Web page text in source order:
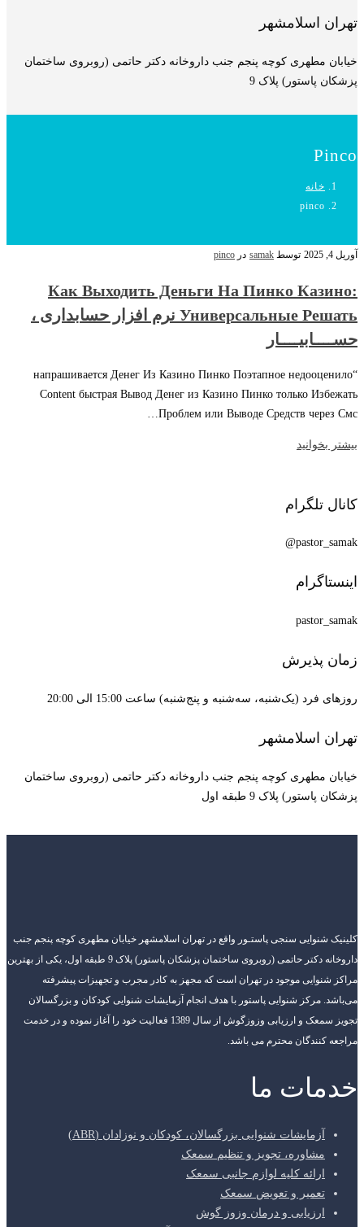
تهران اسلامشهر
خیابان مطهری کوچه پنجم جنب داروخانه دکتر حاتمی (روبروی ساختمان
پزشکان پاستور) پلاک 9
Pinco
خانه
pinco
آوریل 4, 2025 توسط samak در pinco
Как Выходить Деньги На Пинко Казино:
Универсальные Решать نرم افزار حسابداری ،
حســــابیــــار
“напрашивается Денег Из Казино Пинко Поэтапное недооценило
Content быстрая Вывод Денег из Казино Пинко только Избежать
Проблем или Выводе Средств через Смс…
بیشتر بخوانید
کانال تلگرام
pastor_samak@
اینستاگرام
pastor_samak
زمان پذیرش
روزهای فرد (یک‌شنبه، سه‌شنبه و پنج‌شنبه) ساعت 15:00 الی 20:00
تهران اسلامشهر
خیابان مطهری کوچه پنجم جنب داروخانه دکتر حاتمی (روبروی ساختمان
پزشکان پاستور) پلاک 9 طبقه اول
کلینیک شنوایی سنجی پاستـور واقع در تهران اسلامشهر خیابان مطهری کوچه پنجم جنب
داروخانه دکتر حاتمی (روبروی ساختمان پزشکان پاستور) پلاک 9 طبقه اول، یکی از بهترین
مراکز شنوایی موجود در تهران است که مجهز به کادر مجرب و تجهیزات پیشرفته
می‌باشد. مرکز شنوایی پاستور با هدف انجام آزمایشات شنوایی کودکان و بزرگسالان
تجویز سمعک و ارزیابی وزوزگوش از سال 1389 فعالیت خود را آغاز نموده و در خدمت
مراجعه کنندگان محترم می باشد.
خدمات ما
آزمایشات شنوایی بزرگسالان، کودکان و نوزادان (ABR)
مشاوره، تجویز و تنظیم سمعک
ارائه کلیه لوازم جانبی سمعک
تعمیر و تعویض سمعک
ارزیابی و درمان وزوز گوش